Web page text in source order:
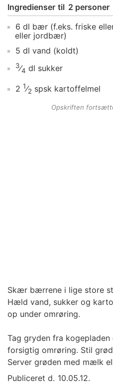
Ingredienser til 2 personer
6 dl bær (f.eks. friske
eller jordbær)
5 dl vand (koldt)
3⁄4 dl sukker
2 1⁄2 spsk kartoffelmel
Opskriften
Skær bærrene i lige store
Hæld vand, sukker og
op under omrøring.
Tag gryden fra
forsigtig omrøring. Stil
Server grøden med mælk
Publiceret d. 10.05.12.